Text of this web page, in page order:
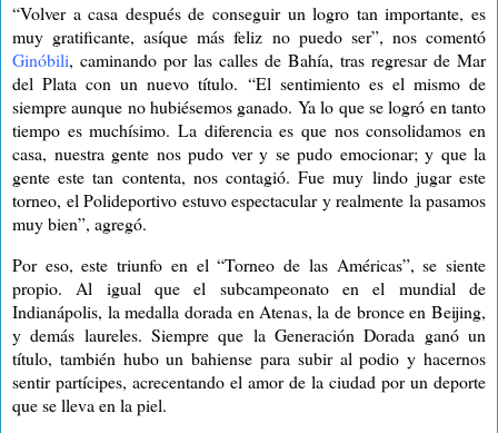
“Volver a casa después de conseguir un logro tan importante, es
muy gratificante, asíque más feliz no puedo ser”, nos comentó
Ginóbili, caminando por las calles de Bahía, tras regresar de Mar
del Plata con un nuevo título. “El sentimiento es el mismo de
siempre aunque no hubiésemos ganado. Ya lo que se logró en tanto
tiempo es muchísimo. La diferencia es que nos consolidamos en
casa, nuestra gente nos pudo ver y se pudo emocionar; y que la
gente este tan contenta, nos contagió. Fue muy lindo jugar este
torneo, el Polideportivo estuvo espectacular y realmente la pasamos
muy bien”, agregó.
Por eso, este triunfo en el “Torneo de las Américas”, se siente
propio. Al igual que el subcampeonato en el mundial de
Indianápolis, la medalla dorada en Atenas, la de bronce en Beijing,
y demás laureles. Siempre que la Generación Dorada ganó un
título, también hubo un bahiense para subir al podio y hacernos
sentir partícipes, acrecentando el amor de la ciudad por un deporte
que se lleva en la piel.